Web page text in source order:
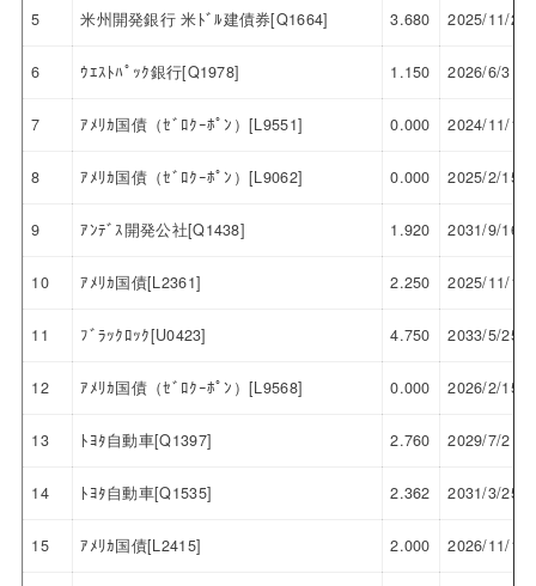
5 米州開発銀行 米ﾄﾞﾙ建債券[Q1664] 3.680 2025/11/25
6 ｳｴｽﾄﾊﾟｯｸ銀行[Q1978] 1.150 2026/6/3
7 ｱﾒﾘｶ国債（ｾﾞﾛｸｰﾎﾟﾝ）[L9551] 0.000 2024/11/15
8 ｱﾒﾘｶ国債（ｾﾞﾛｸｰﾎﾟﾝ）[L9062] 0.000 2025/2/15
9 ｱﾝﾃﾞｽ開発公社[Q1438] 1.920 2031/9/16
10 ｱﾒﾘｶ国債[L2361] 2.250 2025/11/15
11 ﾌﾞﾗｯｸﾛｯｸ[U0423] 4.750 2033/5/25
12 ｱﾒﾘｶ国債（ｾﾞﾛｸｰﾎﾟﾝ）[L9568] 0.000 2026/2/15
13 ﾄﾖﾀ自動車[Q1397] 2.760 2029/7/2
14 ﾄﾖﾀ自動車[Q1535] 2.362 2031/3/25
15 ｱﾒﾘｶ国債[L2415] 2.000 2026/11/15